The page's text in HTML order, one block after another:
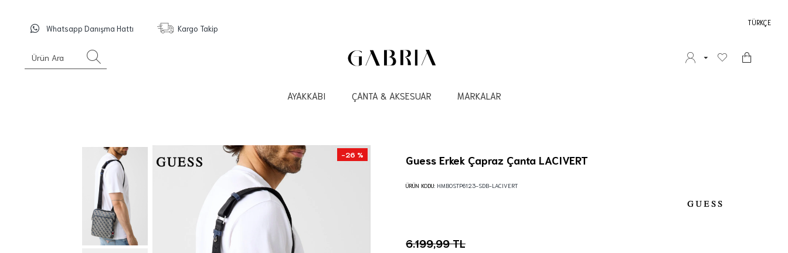
Whatsapp Danışma Hattı Kargo Takip
TÜRKÇE
AYAKKABI ÇANTA & AKSESUAR MARKALAR
-26 % Guess Erkek Çapraz Çanta LACIVERT
6.199,99 TL
ÜRÜN KODU: HMBOSTP6123-SDB-LACIVERT